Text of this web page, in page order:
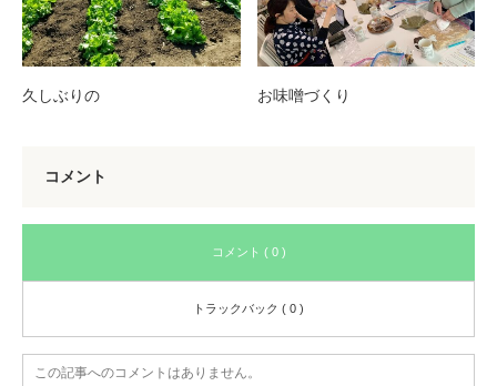
久しぶりの お味噌づくり
コメント
コメント ( 0 )
トラックバック ( 0 )
この記事へのコメントはありません。